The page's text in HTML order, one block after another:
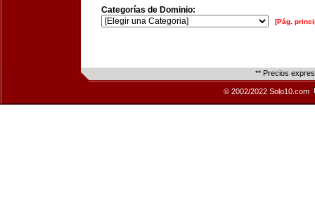
Categorías de Dominio:
[Pág.
** Precios
© 2002/2022 Solo10.com